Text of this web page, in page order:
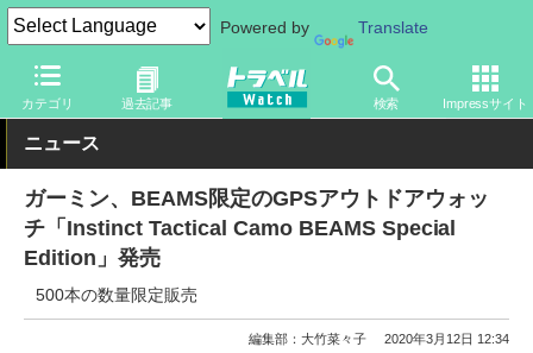
Powered by Translate
カテゴリ 過去記事 検索 Impressサイト
トラベル Watch 旅のアイテム ガジェット その他
ニュース
ガーミン、BEAMS限定のGPSアウトドアウォッ
チ「Instinct Tactical Camo BEAMS Special
Edition」発売
500本の数量限定販売
編集部：大竹菜々子 2020年3月12日 12:34